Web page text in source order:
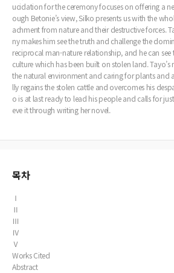
ucidation for the ceremony focuses on offering a
ough Betonie’s view, Silko presents us with the
achment from nature and their destructive forces.
ny makes him see the truth and challenge the
reciprocal man-nature relationship, and he can
culture which has been built on stolen land. Tayo’s
the natural environment and caring for plants and
lly regains the stolen cattle and overcomes his
o is at last ready to lead his people and calls for
eve it through writing her novel.
목차
Ⅰ
Ⅱ
Ⅲ
Ⅳ
Ⅴ
Works Cited
Abstract